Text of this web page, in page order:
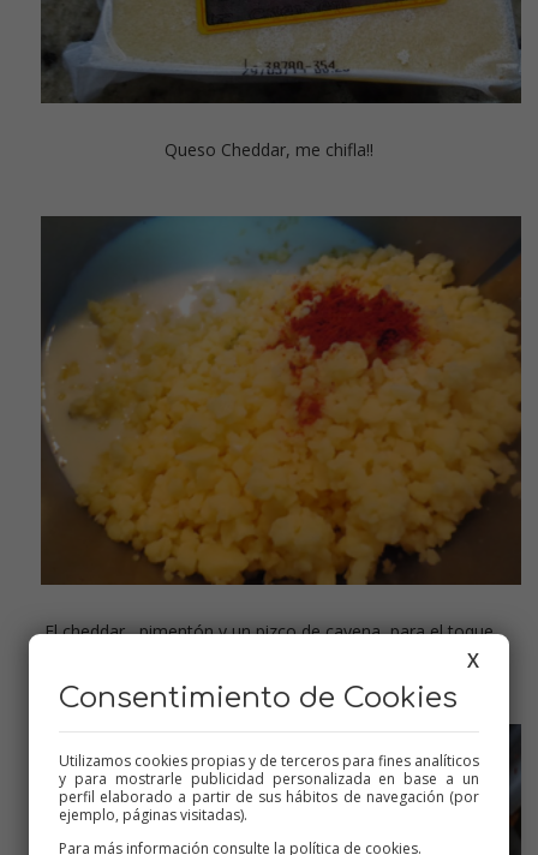
Queso Cheddar, me chifla!!
El cheddar , pimentón y un pizco de cayena, para el toque
X
Consentimiento de Cookies
Utilizamos cookies propias y de terceros para fines analíticos
y para mostrarle publicidad personalizada en base a un
perfil elaborado a partir de sus hábitos de navegación (por
ejemplo, páginas visitadas).
Para más información consulte la política de cookies.